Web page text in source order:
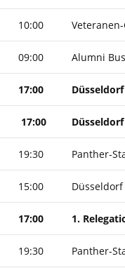
10:00
09:00 Alumni
17:00
17:00
19:30 Panther-
15:00
17:00 1.
19:30 Panther-